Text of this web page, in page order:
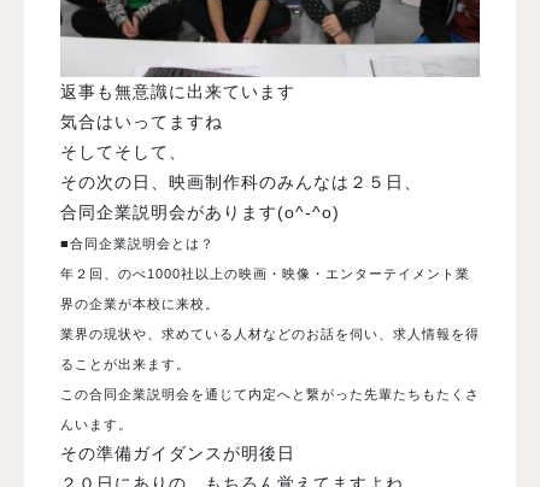
返事も無意識に出来ています
気合はいってますね
そしてそして、
その次の日、映画制作科のみんなは２５日、
合同企業説明会があります(o^-^o)
■合同企業説明会とは？
年２回、のべ1000社以上の映画・映像・エンターテイメント業
界の企業が本校に来校。
業界の現状や、求めている人材などのお話を伺い、求人情報を得
ることが出来ます。
この合同企業説明会を通じて内定へと繋がった先輩たちもたくさ
んいます。
その準備ガイダンスが明後日